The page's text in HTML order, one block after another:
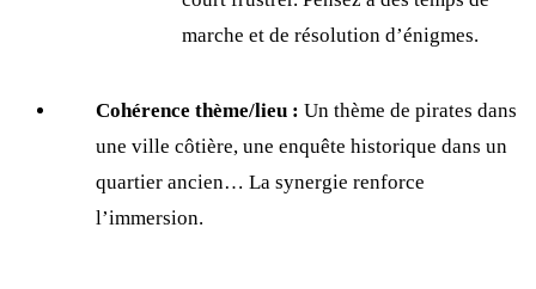
marche et de résolution d’énigmes.
Cohérence thème/lieu : Un thème de pirates dans
une ville côtière, une enquête historique dans un
quartier ancien… La synergie renforce
l’immersion.